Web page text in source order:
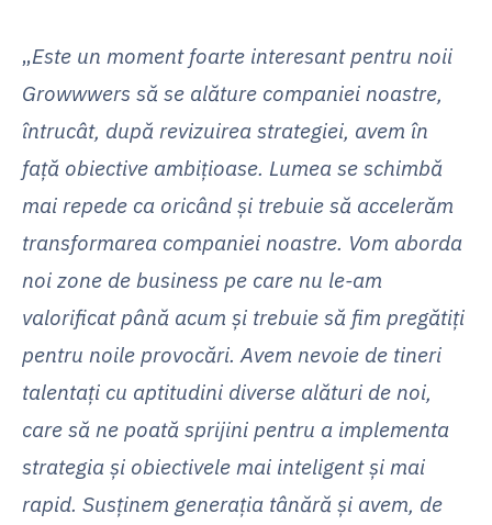
„Este un moment foarte interesant pentru noii
Growwwers să se alăture companiei noastre,
întrucât, după revizuirea strategiei, avem în
față obiective ambițioase. Lumea se schimbă
mai repede ca oricând și trebuie să accelerăm
transformarea companiei noastre. Vom aborda
noi zone de business pe care nu le-am
valorificat până acum și trebuie să fim pregătiți
pentru noile provocări. Avem nevoie de tineri
talentați cu aptitudini diverse alături de noi,
care să ne poată sprijini pentru a implementa
strategia și obiectivele mai inteligent și mai
rapid. Susținem generația tânără și avem, de